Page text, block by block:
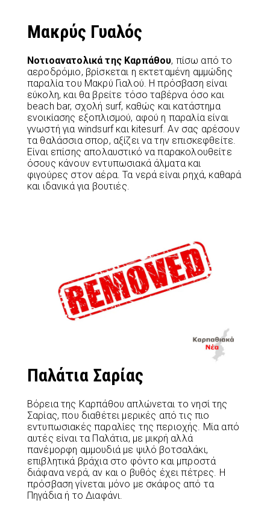
Μακρύς Γυαλός
Νοτιοανατολικά της Καρπάθου, πίσω από το
αεροδρόμιο, βρίσκεται η εκτεταμένη αμμώδης
παραλία του Μακρύ Γιαλού. Η πρόσβαση είναι
εύκολη, και θα βρείτε τόσο ταβέρνα όσο και
beach bar, σχολή surf, καθώς και κατάστημα
ενοικίασης εξοπλισμού, αφού η παραλία είναι
γνωστή για windsurf και kitesurf. Αν σας αρέσουν
τα θαλάσσια σπορ, αξίζει να την επισκεφθείτε.
Είναι επίσης απολαυστικό να παρακολουθείτε
όσους κάνουν εντυπωσιακά άλματα και
φιγούρες στον αέρα. Τα νερά είναι ρηχά, καθαρά
και ιδανικά για βουτιές.
Παλάτια Σαρίας
Βόρεια της Καρπάθου απλώνεται το νησί της
Σαρίας, που διαθέτει μερικές από τις πιο
εντυπωσιακές παραλίες της περιοχής. Μία από
αυτές είναι τα Παλάτια, με μικρή αλλά
πανέμορφη αμμουδιά με ψιλό βοτσαλάκι,
επιβλητικά βράχια στο φόντο και μπροστά
διάφανα νερά, αν και ο βυθός έχει πέτρες. Η
πρόσβαση γίνεται μόνο με σκάφος από τα
Πηγάδια ή το Διαφάνι.